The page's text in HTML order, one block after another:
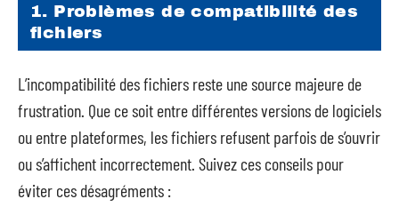
1. Problèmes de compatibilité des
fichiers
L’incompatibilité des fichiers reste une source majeure de
frustration. Que ce soit entre différentes versions de logiciels
ou entre plateformes, les fichiers refusent parfois de s’ouvrir
ou s’affichent incorrectement. Suivez ces conseils pour
éviter ces désagréments :